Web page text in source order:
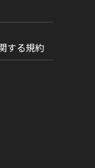
する規約